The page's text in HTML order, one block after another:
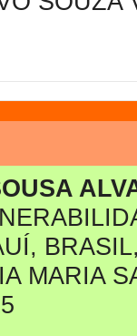
MARIA